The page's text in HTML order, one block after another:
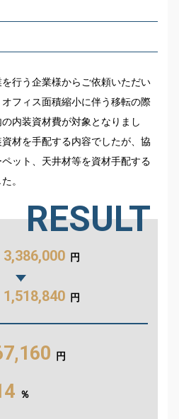
行う企業様からご依頼いただい
フィス面積縮小に伴う移転の際
内装資材費が対象となりまし
材を手配する内容でしたが、協
ット、天井材等を資材手配する
。
RESULT
3,386,000 円
1,518,840 円
円
％